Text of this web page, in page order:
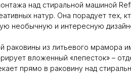
над стиральной машиной
натур. Она порадует тех,
необычную и интересную
раковины из литьевого мрамора
вложенный «лепесток» –
прямо в раковину над